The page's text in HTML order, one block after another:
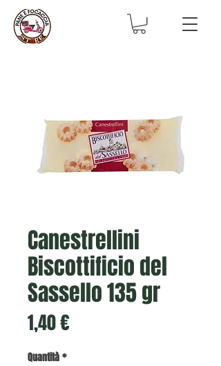
Canestrellini
Biscottificio del
Sassello 135 gr
1,40 €Prezzo
Quantità*